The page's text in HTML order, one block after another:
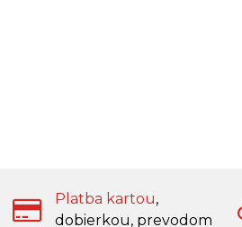
Platba kartou,
dobierkou, prevodom